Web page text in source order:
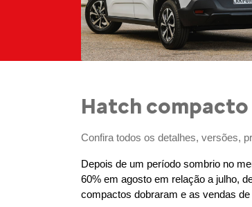
Hatch compacto
Confira todos os detalhes, versões,
Depois de um período sombrio no
60% em agosto em relação a julho,
compactos dobraram e as vendas